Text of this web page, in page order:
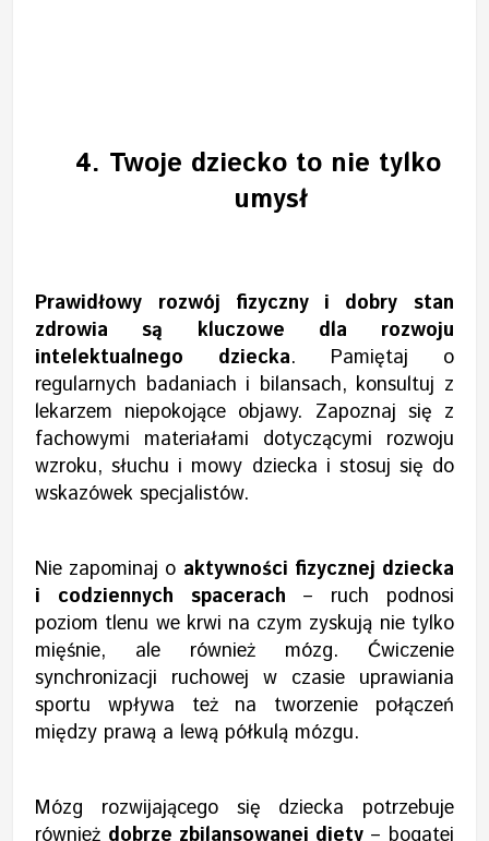
4. Twoje dziecko to nie tylko
umysł
Prawidłowy rozwój fizyczny i dobry stan
zdrowia są kluczowe dla rozwoju
intelektualnego dziecka. Pamiętaj o
regularnych badaniach i bilansach, konsultuj z
lekarzem niepokojące objawy. Zapoznaj się z
fachowymi materiałami dotyczącymi rozwoju
wzroku, słuchu i mowy dziecka i stosuj się do
wskazówek specjalistów.
Nie zapominaj o aktywności fizycznej dziecka
i codziennych spacerach – ruch podnosi
poziom tlenu we krwi na czym zyskują nie tylko
mięśnie, ale również mózg. Ćwiczenie
synchronizacji ruchowej w czasie uprawiania
sportu wpływa też na tworzenie połączeń
między prawą a lewą półkulą mózgu.
Mózg rozwijającego się dziecka potrzebuje